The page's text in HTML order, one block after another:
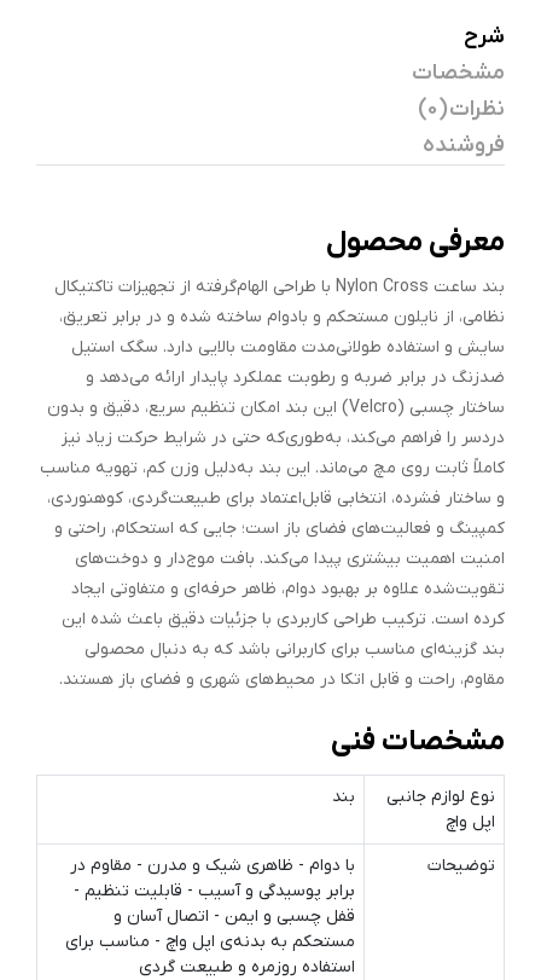
شرح
مشخصات
نظرات (0)
فروشنده
معرفی محصول
بند ساعت Nylon Cross با طراحی الهام‌گرفته از تجهیزات تاکتیکال
نظامی، از نایلون مستحکم و بادوام ساخته شده و در برابر تعریق،
سایش و استفاده طولانی‌مدت مقاومت بالایی دارد. سگک استیل
ضدزنگ در برابر ضربه و رطوبت عملکرد پایدار ارائه می‌دهد و
ساختار چسبی (Velcro) این بند امکان تنظیم سریع، دقیق و بدون
دردسر را فراهم می‌کند، به‌طوری‌که حتی در شرایط حرکت زیاد نیز
کاملاً ثابت روی مچ می‌ماند. این بند به‌دلیل وزن کم، تهویه مناسب
و ساختار فشرده، انتخابی قابل‌اعتماد برای طبیعت‌گردی، کوهنوردی،
کمپینگ و فعالیت‌های فضای باز است؛ جایی که استحکام، راحتی و
امنیت اهمیت بیشتری پیدا می‌کند. بافت موج‌دار و دوخت‌های
تقویت‌شده علاوه بر بهبود دوام، ظاهر حرفه‌ای و متفاوتی ایجاد
کرده است. ترکیب طراحی کاربردی با جزئیات دقیق باعث شده این
بند گزینه‌ای مناسب برای کاربرانی باشد که به دنبال محصولی
مقاوم، راحت و قابل اتکا در محیط‌های شهری و فضای باز هستند.
مشخصات فنی
نوع لوازم جانبی
اپل واچ
بند
توضیحات
با دوام - ظاهری شیک و مدرن - مقاوم در
برابر پوسیدگی و آسیب - قابلیت تنظیم -
قفل چسبی و ایمن - اتصال آسان و
مستحکم به بدنه‌ی اپل واچ - مناسب برای
استفاده روزمره و طبیعت گردی